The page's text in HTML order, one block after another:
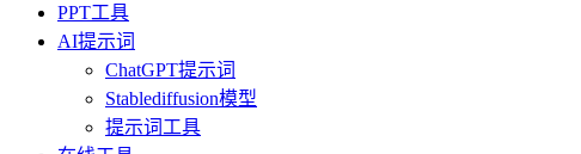
PPT工具
AI提示词
ChatGPT提示词
Stablediffusion模型
提示词工具